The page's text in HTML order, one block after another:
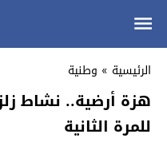
الرئيسية » وطنية
هزة أرضية.. نشاط
للمرة الثانية